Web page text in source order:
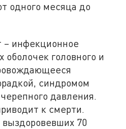
одного месяца до
– инфекционное
оболочек головного и
синдромом
давления.
к смерти.
70